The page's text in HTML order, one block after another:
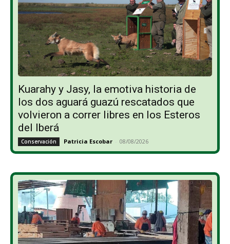
Kuarahy y Jasy, la emotiva historia de
los dos aguará guazú rescatados que
volvieron a correr libres en los Esteros
del Iberá
Conservación Patricia Escobar - 08/08/2026